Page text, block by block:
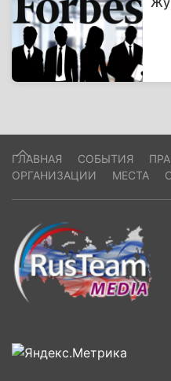
ГЛАВНАЯ СОБЫТИЯ
ОРГАНИЗАЦИИ
МЕСТА